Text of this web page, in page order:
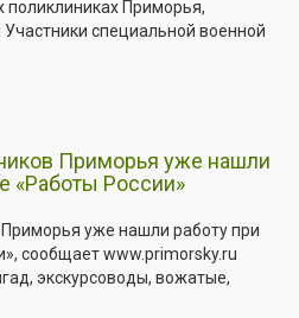
поликлиниках Приморья,
специальной военной
Приморья уже нашли
«Работы России»
уже нашли работу при
сообщает www.primorsky.ru
экскурсоводы, вожатые,